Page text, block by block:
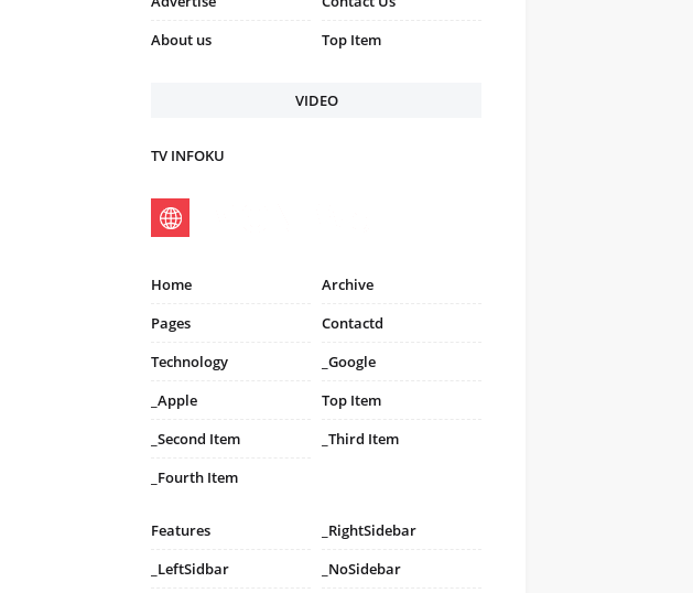
About us
Top Item
VIDEO
TV INFOKU
Home
Archive
Pages
Contactd
Technology
_Google
_Apple
Top Item
_Second Item
_Third Item
_Fourth Item
Features
_RightSidebar
_LeftSidbar
_NoSidebar